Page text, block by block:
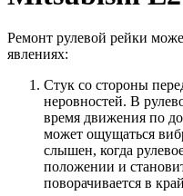
Ремонт рулевой рейки
явлениях:
Стук со стороны
неровностей. В
время движения по
может ощущаться
слышен, когда
положении и
поворачивается в